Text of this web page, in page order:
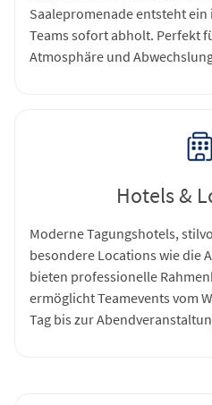
Saalepromenade entsteht
Teams sofort abholt. Perfekt
Atmosphäre und
Hotels &
Moderne Tagungshotels,
besondere Locations wie die
bieten professionelle
ermöglicht Teamevents vom
Tag bis zur